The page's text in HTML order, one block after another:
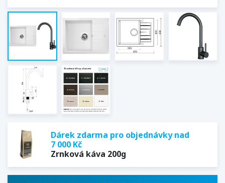
Dárek zdarma pro objednávky nad
7 000 Kč
Zrnková káva 200g